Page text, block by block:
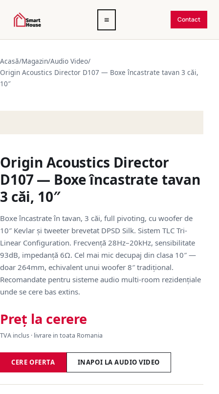
Deschide
meniul
≡ Contact
Acasă/Magazin/Audio Video/
Origin Acoustics Director D107 — Boxe încastrate tavan 3 căi,
10″
Origin Acoustics Director
D107 — Boxe încastrate tavan
3 căi, 10″
Boxe încastrate în tavan, 3 căi, full pivoting, cu woofer de
10″ Kevlar și tweeter brevetat DPSD Silk. Sistem TLC Tri-
Linear Configuration. Frecvență 28Hz–20kHz, sensibilitate
93dB, impedanță 6Ω. Cel mai mic decupaj din clasa 10″ —
doar 264mm, echivalent unui woofer 8″ tradițional.
Recomandate pentru sisteme audio multi-room rezidențiale
unde se cere bas extins.
Preț la cerere
TVA inclus · livrare in toata Romania
CERE OFERTA INAPOI LA AUDIO VIDEO